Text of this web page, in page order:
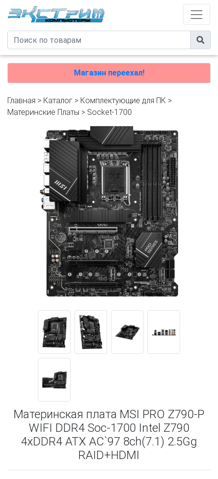
Магазин переехал!
Главная > Каталог > Комплектующие для ПК >
Материнские Платы > Socket-1700
Материнская плата MSI PRO Z790-P
WIFI DDR4 Soc-1700 Intel Z790
4xDDR4 ATX AC`97 8ch(7.1) 2.5Gg
RAID+HDMI